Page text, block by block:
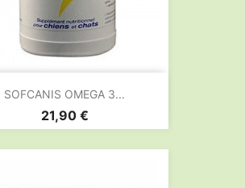
SOFCANIS OMEGA 3...
Prix
21,90 €